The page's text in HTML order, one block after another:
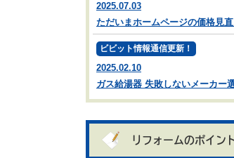
2025.07.03
ビビット情報通信更新！
2025.02.10
ガス給湯器 失敗しないメーカー
リフォームのポイン